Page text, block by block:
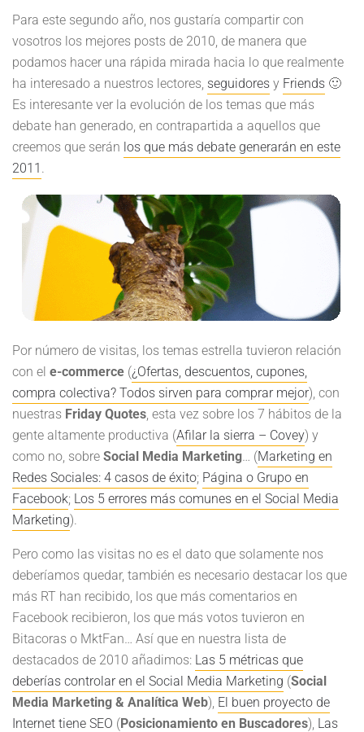
Para este segundo año, nos gustaría compartir con
vosotros los mejores posts de 2010, de manera que
podamos hacer una rápida mirada hacia lo que realmente
ha interesado a nuestros lectores, seguidores y Friends 🙂
Es interesante ver la evolución de los temas que más
debate han generado, en contrapartida a aquellos que
creemos que serán los que más debate generarán en este
2011 .
Por número de visitas, los temas estrella tuvieron relación
con el e-commerce (¿Ofertas, descuentos, cupones,
compra colectiva? Todos sirven para comprar mejor), con
nuestras Friday Quotes, esta vez sobre los 7 hábitos de la
gente altamente productiva (Afilar la sierra – Covey) y
como no, sobre Social Media Marketing… (Marketing en
Redes Sociales: 4 casos de éxito; Página o Grupo en
Facebook; Los 5 errores más comunes en el Social Media
Marketing).
Pero como las visitas no es el dato que solamente nos
deberíamos quedar, también es necesario destacar los que
más RT han recibido, los que más comentarios en
Facebook recibieron, los que más votos tuvieron en
Bitacoras o MktFan… Así que en nuestra lista de
destacados de 2010 añadimos: Las 5 métricas que
deberías controlar en el Social Media Marketing (Social
Media Marketing & Analítica Web), El buen proyecto de
Internet tiene SEO (Posicionamiento en Buscadores), Las